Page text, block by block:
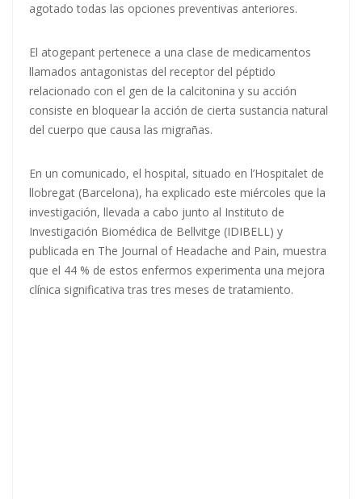
agotado todas las opciones preventivas anteriores.
El atogepant pertenece a una clase de medicamentos
llamados antagonistas del receptor del péptido
relacionado con el gen de la calcitonina y su acción
consiste en bloquear la acción de cierta sustancia natural
del cuerpo que causa las migrañas.
En un comunicado, el hospital, situado en l’Hospitalet de
llobregat (Barcelona), ha explicado este miércoles que la
investigación, llevada a cabo junto al Instituto de
Investigación Biomédica de Bellvitge (IDIBELL) y
publicada en The Journal of Headache and Pain, muestra
que el 44 % de estos enfermos experimenta una mejora
clínica significativa tras tres meses de tratamiento.